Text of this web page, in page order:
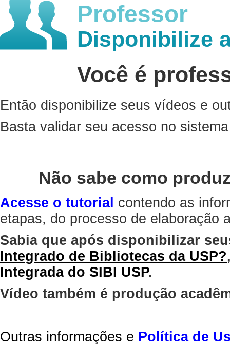
Professor
Disponibilize
Você é
Então disponibilize seus vídeos e
Basta validar seu acesso no
Não sabe como
Acesse o tutorial contendo as
etapas, do processo de elaboração
Sabia que após disponibilizar
Integrado de Bibliotecas da USP?
Integrada do SIBI USP.
Vídeo também é produção
Outras informações e Política de